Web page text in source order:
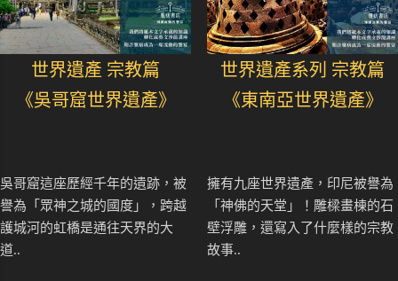
世界遺產 宗教篇
《吳哥窟世界遺產》
吳哥窟這座歷經千年的遺跡，被
譽為「眾神之城的國度」，跨越
護城河的虹橋是通往天界的大
道..
世界遺產系列 宗教篇
《東南亞世界遺產》
擁有九座世界遺產，印尼被譽為
「神佛的天堂」！雕樑畫棟的石
壁浮雕，還寫入了什麼樣的宗教
故事..